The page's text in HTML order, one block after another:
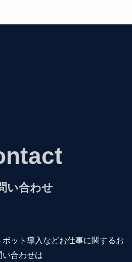
い合わせ
ット導入などお仕事に関するお
い合わせは